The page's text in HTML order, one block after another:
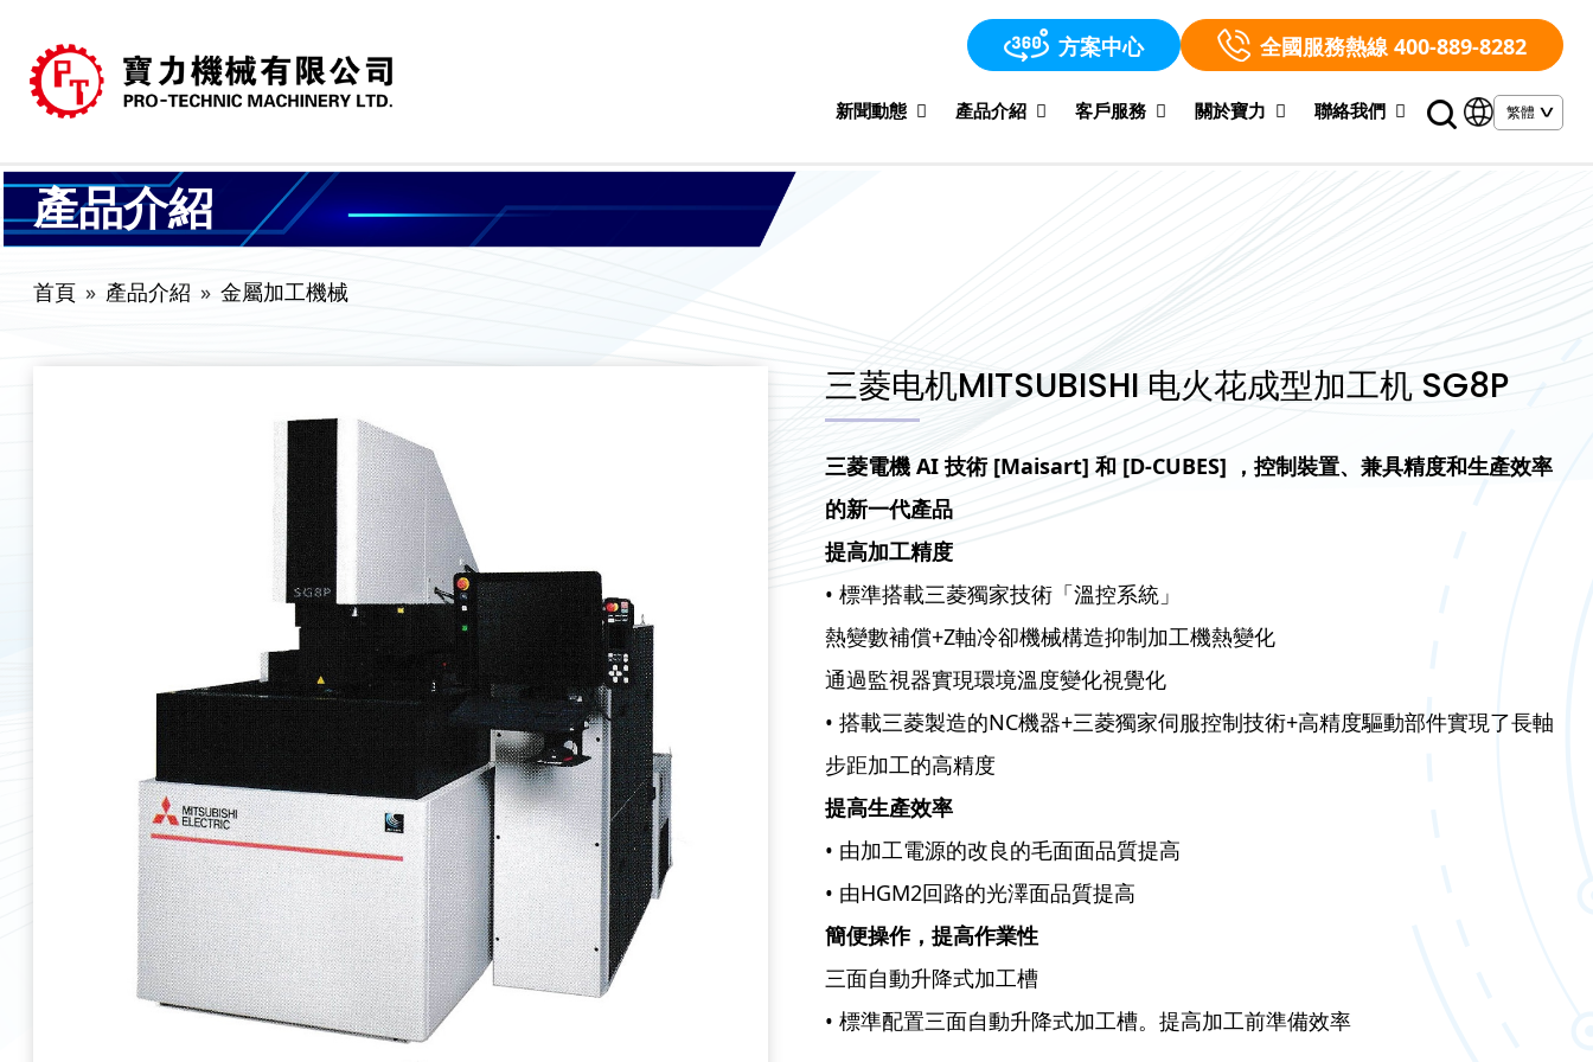
方案中心 全國服務熱線 400-889-8282
新聞動態 產品介紹 客戶服務 關於寶力 聯絡我們
產品介紹
首頁 產品介紹 金屬加工機械
三菱电机MITSUBISHI 电火花成型加工机 SG8P
三菱電機 AI 技術 [Maisart] 和 [D-CUBES] ，控制裝置、兼具精度和生產效率
的新一代產品
提高加工精度
• 標準搭載三菱獨家技術「溫控系統」
熱變數補償+Z軸冷卻機械構造抑制加工機熱變化
通過監視器實現環境溫度變化視覺化
• 搭載三菱製造的NC機器+三菱獨家伺服控制技術+高精度驅動部件實現了長軸
步距加工的高精度
提高生產效率
• 由加工電源的改良的毛面面品質提高
• 由HGM2回路的光澤面品質提高
簡便操作，提高作業性
三面自動升降式加工槽
• 標準配置三面自動升降式加工槽。提高加工前準備效率